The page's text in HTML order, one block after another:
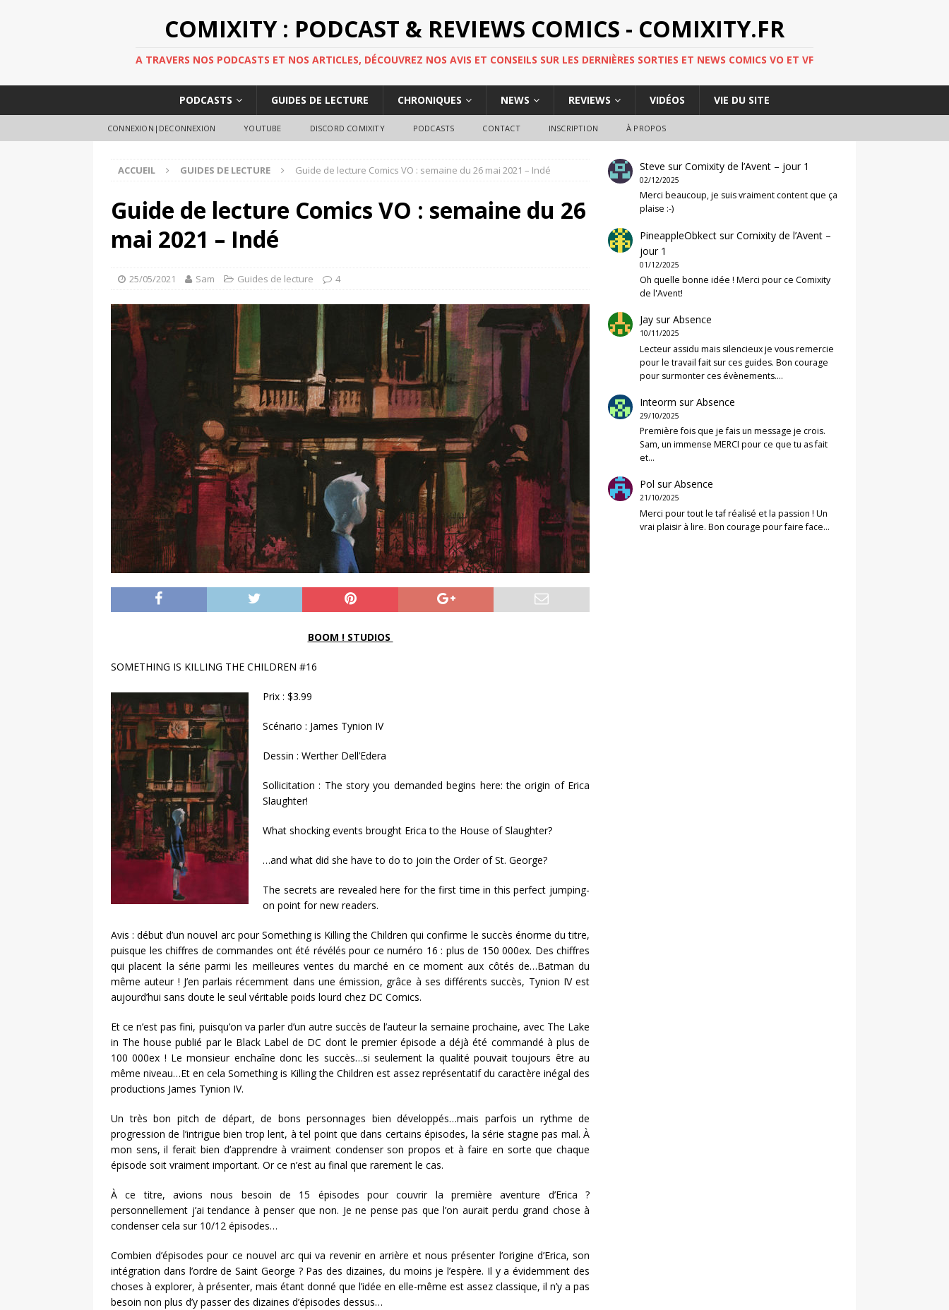
COMIXITY : PODCAST & REVIEWS COMICS - COMIXITY.FR
A TRAVERS NOS PODCASTS ET NOS ARTICLES, DÉCOUVREZ NOS AVIS ET CONSEILS SUR LES DERNIÈRES SORTIES ET NEWS COMICS VO ET VF
PODCASTS GUIDES DE LECTURE CHRONIQUES NEWS REVIEWS VIDÉOS VIE DU SITE
CONNEXION|DECONNEXION YOUTUBE DISCORD COMIXITY PODCASTS CONTACT INSCRIPTION À PROPOS
ACCUEIL GUIDES DE LECTURE Guide de lecture Comics VO : semaine du 26 mai 2021 – Indé
Guide de lecture Comics VO : semaine du 26
mai 2021 – Indé
25/05/2021 Sam Guides de lecture 4
BOOM ! STUDIOS
SOMETHING IS KILLING THE CHILDREN #16
Prix : $3.99
Scénario : James Tynion IV
Dessin : Werther Dell’Edera
Sollicitation : The story you demanded begins here: the origin of Erica
Slaughter!
What shocking events brought Erica to the House of Slaughter?
…and what did she have to do to join the Order of St. George?
The secrets are revealed here for the first time in this perfect jumping-
on point for new readers.
Avis : début d’un nouvel arc pour Something is Killing the Children qui confirme le succès énorme du titre,
puisque les chiffres de commandes ont été révélés pour ce numéro 16 : plus de 150 000ex. Des chiffres
qui placent la série parmi les meilleures ventes du marché en ce moment aux côtés de…Batman du
même auteur ! J’en parlais récemment dans une émission, grâce à ses différents succès, Tynion IV est
aujourd’hui sans doute le seul véritable poids lourd chez DC Comics.
Et ce n’est pas fini, puisqu’on va parler d’un autre succès de l’auteur la semaine prochaine, avec The Lake
in The house publié par le Black Label de DC dont le premier épisode a déjà été commandé à plus de
100 000ex ! Le monsieur enchaîne donc les succès…si seulement la qualité pouvait toujours être au
même niveau…Et en cela Something is Killing the Children est assez représentatif du caractère inégal des
productions James Tynion IV.
Un très bon pitch de départ, de bons personnages bien développés…mais parfois un rythme de
progression de l’intrigue bien trop lent, à tel point que dans certains épisodes, la série stagne pas mal. À
mon sens, il ferait bien d’apprendre à vraiment condenser son propos et à faire en sorte que chaque
épisode soit vraiment important. Or ce n’est au final que rarement le cas.
À ce titre, avions nous besoin de 15 épisodes pour couvrir la première aventure d’Erica ?
personnellement j’ai tendance à penser que non. Je ne pense pas que l’on aurait perdu grand chose à
condenser cela sur 10/12 épisodes…
Combien d’épisodes pour ce nouvel arc qui va revenir en arrière et nous présenter l’origine d’Erica, son
intégration dans l’ordre de Saint George ? Pas des dizaines, du moins je l’espère. Il y a évidemment des
choses à explorer, à présenter, mais étant donné que l’idée en elle-même est assez classique, il n’y a pas
besoin non plus d’y passer des dizaines d’épisodes dessus…
Steve surComixity de l’Avent – jour 1
02/12/2025
Merci beaucoup, je suis vraiment content que ça
plaise :-)
PineappleObkect surComixity de l’Avent –
jour 1
01/12/2025
Oh quelle bonne idée ! Merci pour ce Comixity
de l'Avent!
Jay surAbsence
10/11/2025
Lecteur assidu mais silencieux je vous remercie
pour le travail fait sur ces guides. Bon courage
pour surmonter ces évènements.…
Inteorm surAbsence
29/10/2025
Première fois que je fais un message je crois.
Sam, un immense MERCI pour ce que tu as fait
et…
Pol surAbsence
21/10/2025
Merci pour tout le taf réalisé et la passion ! Un
vrai plaisir à lire. Bon courage pour faire face…